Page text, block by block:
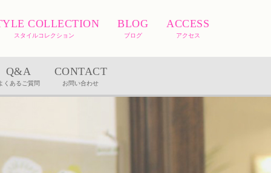
COLLECTION
スタイルコレクション
BLOG
ブログ
ACCESS
アクセス
Q&A
くあるご質問
CONTACT
お問い合わせ